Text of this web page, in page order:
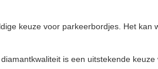
keuze voor parkeerbordjes. Het
is een uitstekende